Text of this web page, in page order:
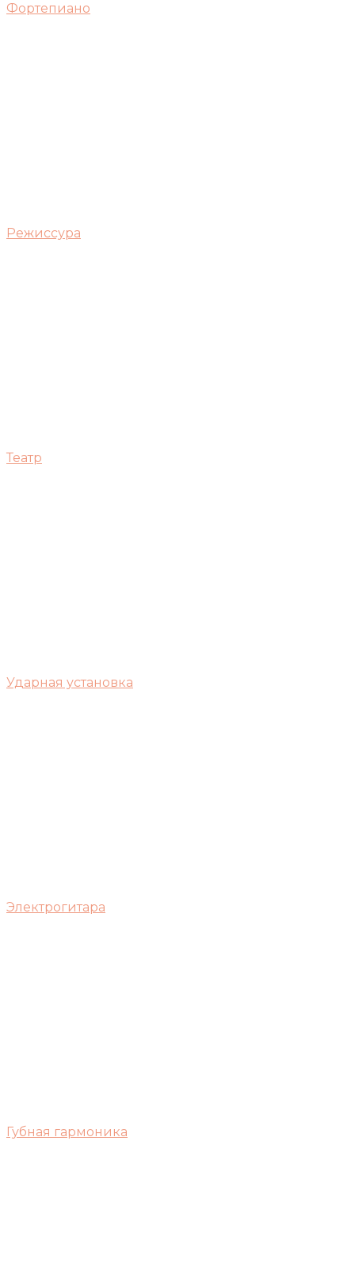
Фортепиано
Режиссура
Театр
Ударная установка
Электрогитара
Губная гармоника